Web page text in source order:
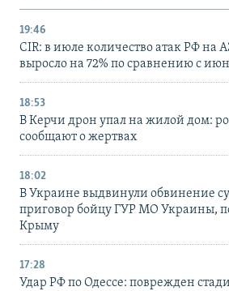
19:46
CIR: в июле количество атак РФ на
выросло на 72% по сравнению с
18:53
В Керчи дрон упал на жилой дом:
сообщают о жертвах
18:02
В Украине выдвинули обвинение
приговор бойцу ГУР МО Украины,
Крыму
17:28
Удар РФ по Одессе: поврежден